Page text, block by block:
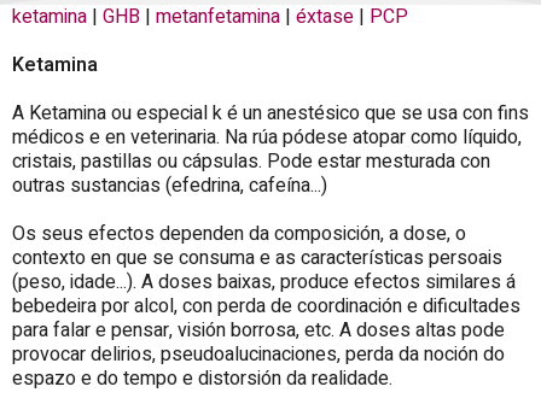
ketamina | GHB | metanfetamina | éxtase | PCP
Ketamina
A Ketamina ou especial k é un anestésico que se usa con fins
médicos e en veterinaria. Na rúa pódese atopar como líquido,
cristais, pastillas ou cápsulas. Pode estar mesturada con
outras sustancias (efedrina, cafeína...)
Os seus efectos dependen da composición, a dose, o
contexto en que se consuma e as características persoais
(peso, idade...). A doses baixas, produce efectos similares á
bebedeira por alcol, con perda de coordinación e dificultades
para falar e pensar, visión borrosa, etc. A doses altas pode
provocar delirios, pseudoalucinaciones, perda da noción do
espazo e do tempo e distorsión da realidade.